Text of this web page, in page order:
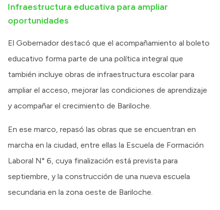
Infraestructura educativa para ampliar
oportunidades
El Gobernador destacó que el acompañamiento al boleto
educativo forma parte de una política integral que
también incluye obras de infraestructura escolar para
ampliar el acceso, mejorar las condiciones de aprendizaje
y acompañar el crecimiento de Bariloche.
En ese marco, repasó las obras que se encuentran en
marcha en la ciudad, entre ellas la Escuela de Formación
Laboral N° 6, cuya finalización está prevista para
septiembre, y la construcción de una nueva escuela
secundaria en la zona oeste de Bariloche.